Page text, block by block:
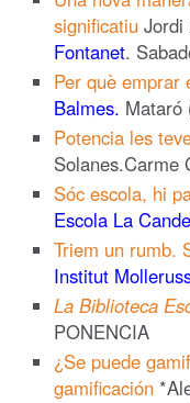
significatiu Jordi
Fontanet.
Per què emprar
Balmes. Mataró
Potencia les
Solanes.Carme
Sóc escola, hi
Escola La
Triem un rumb.
Institut
La Biblioteca
PONENCIA
¿Se puede
gamificación